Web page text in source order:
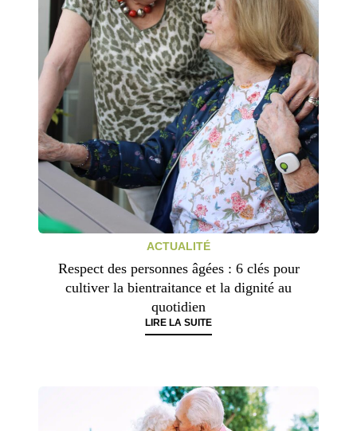
ACTUALITÉ
Respect des personnes âgées : 6 clés pour
cultiver la bientraitance et la dignité au
quotidien
LIRE LA SUITE